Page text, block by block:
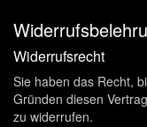
Widerrufsrecht
Sie haben das Recht,
Gründen diesen
zu widerrufen.